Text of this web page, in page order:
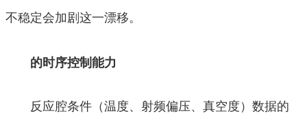
不稳定会加剧这一漂移。
的时序控制能力
反应腔条件（温度、射频偏压、真空度）数据的